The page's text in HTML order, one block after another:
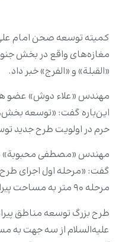
کمیته توسعه صحن امام علی‌
مغازه‌های واقع در بخش
«القبلة» و «الفرج» خبر داد.
مهندس «علاء دوش» عضو
این‌باره گفت: «توسعه
حرم در اولویت طرح جدید
مهندس «مصطفی محبوبة»
مرحله ۹۰ متر به مساحت پیرامونی صحن افزوده می‌شود.»
طرح بزرگ توسعه مناطق